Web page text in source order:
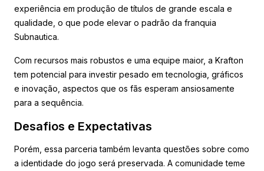
experiência em produção de títulos de grande escala e
qualidade, o que pode elevar o padrão da franquia
Subnautica.
Com recursos mais robustos e uma equipe maior, a Krafton
tem potencial para investir pesado em tecnologia, gráficos
e inovação, aspectos que os fãs esperam ansiosamente
para a sequência.
Desafios e Expectativas
Porém, essa parceria também levanta questões sobre como
a identidade do jogo será preservada. A comunidade teme